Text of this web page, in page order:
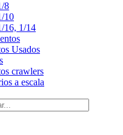
8
10
16, 1/14
Usados
crawlers
a escala